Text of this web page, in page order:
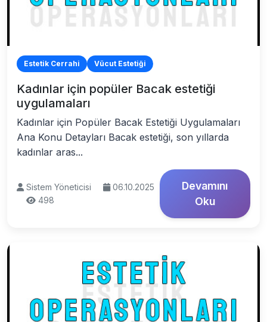
Estetik Cerrahi Vücut Estetiği
Kadınlar için popüler Bacak estetiği
uygulamaları
Kadınlar için Popüler Bacak Estetiği Uygulamaları
Ana Konu Detayları Bacak estetiği, son yıllarda
kadınlar aras...
Sistem Yöneticisi
06.10.2025
498
Devamını
Oku